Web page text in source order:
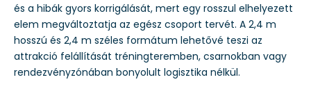
és a hibák gyors korrigálását, mert egy rosszul elhelyezett
elem megváltoztatja az egész csoport tervét. A 2,4 m
hosszú és 2,4 m széles formátum lehetővé teszi az
attrakció felállítását tréningteremben, csarnokban vagy
rendezvényzónában bonyolult logisztika nélkül.